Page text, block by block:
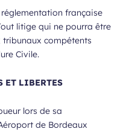
française
litige qui ne pourra être
compétents
Civile.
ET LIBERTES
lors de sa
de Bordeaux